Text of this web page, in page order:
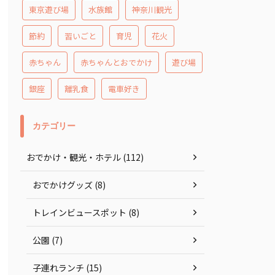
東京遊び場 水族館 神奈川観光
節約 習いごと 育児 花火
赤ちゃん 赤ちゃんとおでかけ 遊び場
銀座 離乳食 電車好き
カテゴリー
おでかけ・観光・ホテル (112)
おでかけグッズ (8)
トレインビュースポット (8)
公園 (7)
子連れランチ (15)